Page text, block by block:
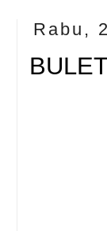
Rabu,